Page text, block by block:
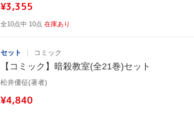
¥3,355
全10点中 10点 在庫あり
セット コミック
【コミック】暗殺教室(全21巻)セット
松井優征(著者)
¥4,840